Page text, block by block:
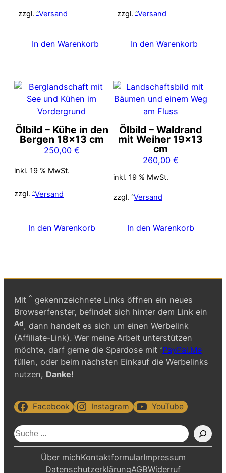
zzgl. Versand
In den Warenkorb
zzgl. Versand
In den Warenkorb
Ölbild – Kühe in den
Bergen 18×13 cm
250,00 €
inkl. 19 % MwSt.
zzgl. Versand
In den Warenkorb
Ölbild – Waldrand
mit Weiher 19×13
cm
260,00 €
inkl. 19 % MwSt.
zzgl. Versand
In den Warenkorb
Mit ^ gekennzeichnete Links öffnen ein neues
Browserfenster, befindet sich hinter dem Link ein
Ad, dann handelt es sich um einen Werbelink
(Affiliate-Link). Wer meine Arbeit unterstützen
möchte, darf gerne die Spardose mit PayPal.Me
füllen, oder beim nächsten Einkauf die Werbelinks
nutzen, Danke!
Facebook Instagram YouTube
S
u
Über michKontaktformularImpressum
DatenschutzerklärungAGBWiderruf